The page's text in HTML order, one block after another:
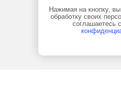
Нажимая на кнопку,
обработку своих
соглашаетесь с